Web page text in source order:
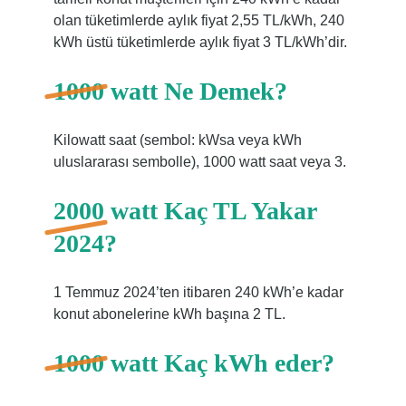
olan tüketimlerde aylık fiyat 2,55 TL/kWh, 240
kWh üstü tüketimlerde aylık fiyat 3 TL/kWh’dir.
1000 watt Ne Demek?
Kilowatt saat (sembol: kWsa veya kWh
uluslararası sembolle), 1000 watt saat veya 3.
2000 watt Kaç TL Yakar
2024?
1 Temmuz 2024’ten itibaren 240 kWh’e kadar
konut abonelerine kWh başına 2 TL.
1000 watt Kaç kWh eder?